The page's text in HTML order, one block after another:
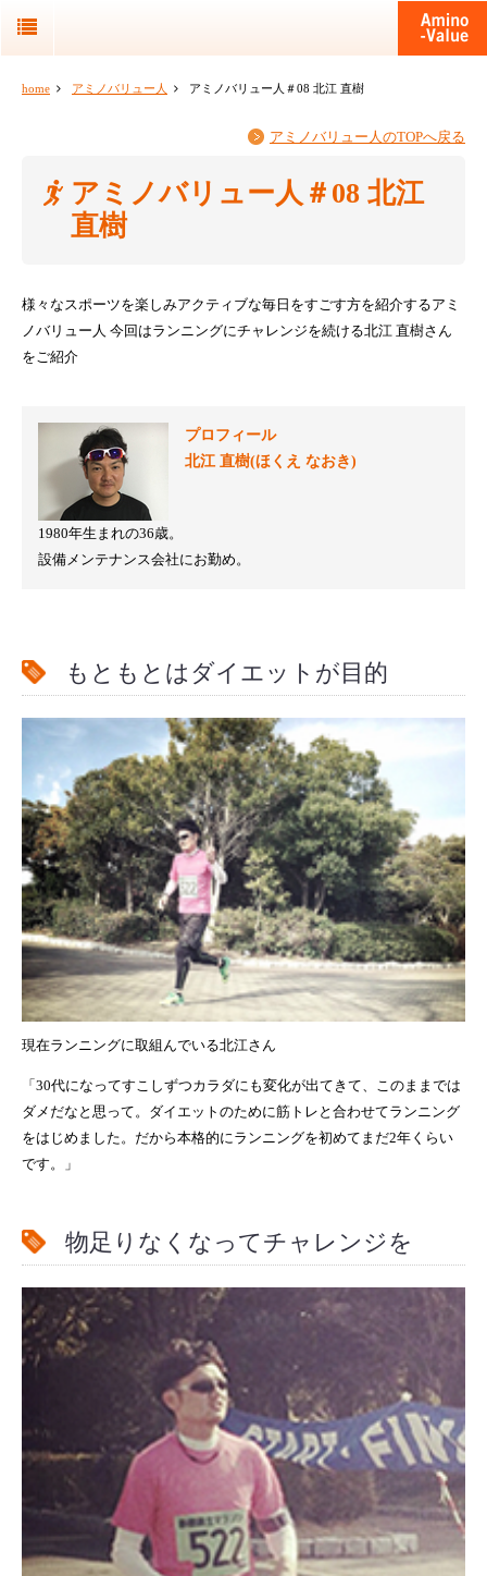
home アミノバリュー人 アミノバリュー人＃08 北江 直樹
アミノバリュー人のTOPへ戻る
アミノバリュー人＃08 北江
直樹
様々なスポーツを楽しみアクティブな毎日をすごす方を紹介するアミ
ノバリュー人 今回はランニングにチャレンジを続ける北江 直樹さん
をご紹介
プロフィール
北江 直樹(ほくえ なおき)
1980年生まれの36歳。
設備メンテナンス会社にお勤め。
もともとはダイエットが目的
現在ランニングに取組んでいる北江さん
「30代になってすこしずつカラダにも変化が出てきて、このままでは
ダメだなと思って。ダイエットのために筋トレと合わせてランニング
をはじめました。だから本格的にランニングを初めてまだ2年くらい
です。」
物足りなくなってチャレンジを